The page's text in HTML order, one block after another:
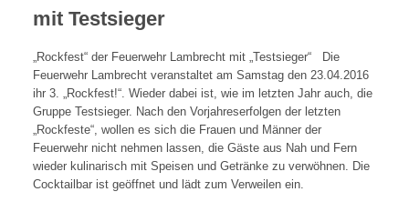
mit Testsieger
„Rockfest“ der Feuerwehr Lambrecht mit „Testsieger“ Die
Feuerwehr Lambrecht veranstaltet am Samstag den 23.04.2016
ihr 3. „Rockfest!“. Wieder dabei ist, wie im letzten Jahr auch, die
Gruppe Testsieger. Nach den Vorjahreserfolgen der letzten
„Rockfeste“, wollen es sich die Frauen und Männer der
Feuerwehr nicht nehmen lassen, die Gäste aus Nah und Fern
wieder kulinarisch mit Speisen und Getränke zu verwöhnen. Die
Cocktailbar ist geöffnet und lädt zum Verweilen ein.